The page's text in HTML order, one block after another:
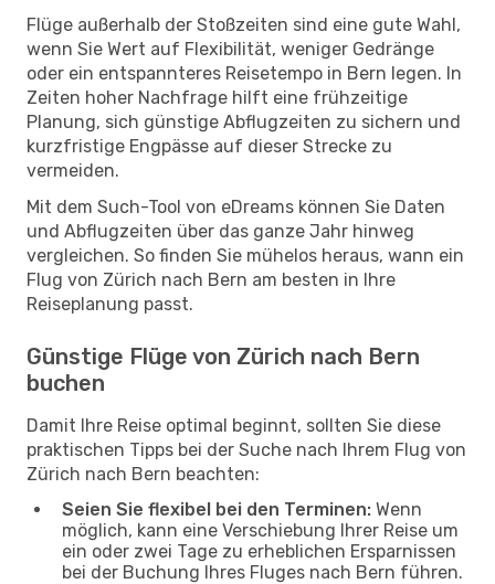
Flüge außerhalb der Stoßzeiten sind eine gute Wahl,
wenn Sie Wert auf Flexibilität, weniger Gedränge
oder ein entspannteres Reisetempo in Bern legen. In
Zeiten hoher Nachfrage hilft eine frühzeitige
Planung, sich günstige Abflugzeiten zu sichern und
kurzfristige Engpässe auf dieser Strecke zu
vermeiden.
Mit dem Such-Tool von eDreams können Sie Daten
und Abflugzeiten über das ganze Jahr hinweg
vergleichen. So finden Sie mühelos heraus, wann ein
Flug von Zürich nach Bern am besten in Ihre
Reiseplanung passt.
Günstige Flüge von Zürich nach Bern
buchen
Damit Ihre Reise optimal beginnt, sollten Sie diese
praktischen Tipps bei der Suche nach Ihrem Flug von
Zürich nach Bern beachten:
Seien Sie flexibel bei den Terminen: Wenn
möglich, kann eine Verschiebung Ihrer Reise um
ein oder zwei Tage zu erheblichen Ersparnissen
bei der Buchung Ihres Fluges nach Bern führen.